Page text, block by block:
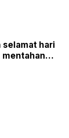
selamat hari
mentahan